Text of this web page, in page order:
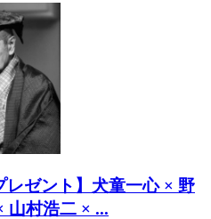
レゼント】犬童一心 × 野
山村浩二 × ...